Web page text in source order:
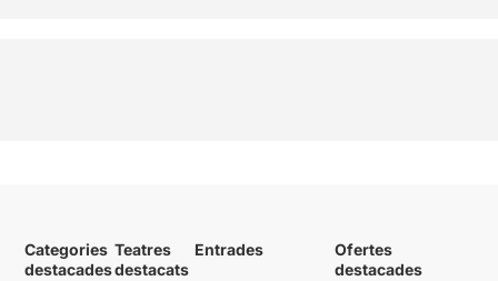
Categories
destacades
Teatres
destacats
Entrades
Ofertes
destacades